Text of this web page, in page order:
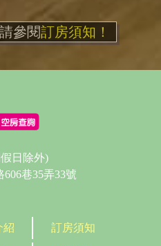
參閱訂房須知！
日除外)
巷35弄33號
紹 訂房須知